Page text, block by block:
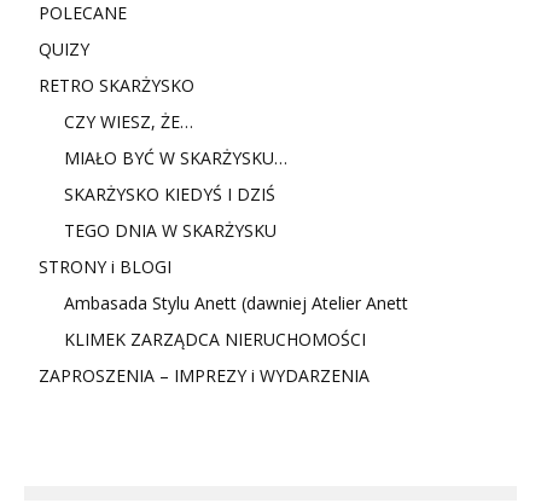
POLECANE
QUIZY
RETRO SKARŻYSKO
CZY WIESZ, ŻE…
MIAŁO BYĆ W SKARŻYSKU…
SKARŻYSKO KIEDYŚ I DZIŚ
TEGO DNIA W SKARŻYSKU
STRONY i BLOGI
Ambasada Stylu Anett (dawniej Atelier Anett
KLIMEK ZARZĄDCA NIERUCHOMOŚCI
ZAPROSZENIA – IMPREZY i WYDARZENIA